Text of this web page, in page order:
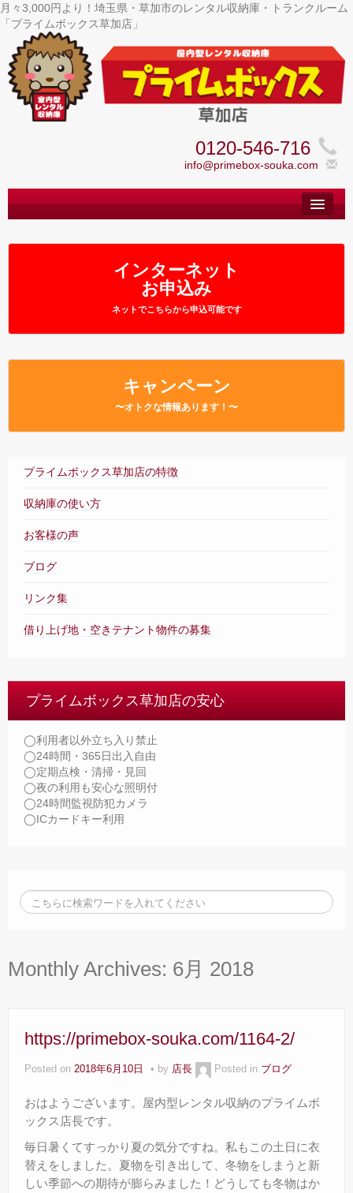
月々3,000円より！埼玉県・草加市のレンタル収納庫・トランクルーム
「プライムボックス草加店」
0120-546-716
info@primebox-souka.com
トップ
– Top –
– User guide –
サイズ料金
店舗内案内
– Agreement –
インターネット
お申込み
ネットでこちらから申込可能です
キャンペーン
〜オトクな情報あります！〜
プライムボックス草加店の特徴
収納庫の使い方
お客様の声
ブログ
リンク集
借り上げ地・空きテナント物件の募集
プライムボックス草加店の安心
◯利用者以外立ち入り禁止
◯24時間・365日出入自由
◯定期点検・清掃・見回
◯夜の利用も安心な照明付
◯24時間監視防犯カメラ
◯ICカードキー利用
Monthly Archives: 6月 2018
https://primebox-souka.com/1164-2/
Posted on 2018年6月10日 by 店長 Posted in ブログ
おはようございます。屋内型レンタル収納のプライムボ
ックス店長です。
毎日暑くてすっかり夏の気分ですね。私もこの土日に衣
替えをしました。夏物を引き出して、冬物をしまうと新
しい季節への期待が膨らみました！どうしても冬物はか